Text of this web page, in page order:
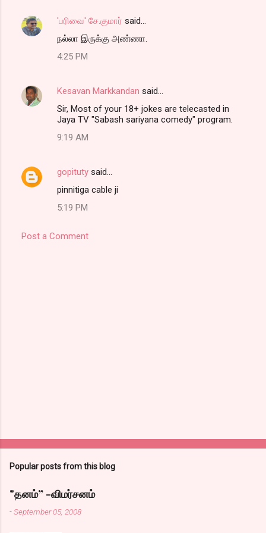
'பரிவை' சே.குமார் said…
நல்லா இருக்கு அண்ணா.
4:25 PM
Kesavan Markkandan said…
Sir, Most of your 18+ jokes are telecasted in
Jaya TV "Sabash sariyana comedy" program.
9:19 AM
gopituty said…
pinnitiga cable ji
5:19 PM
Post a Comment
Popular posts from this blog
"தனம்” -விமர்சனம்
-September 05, 2008